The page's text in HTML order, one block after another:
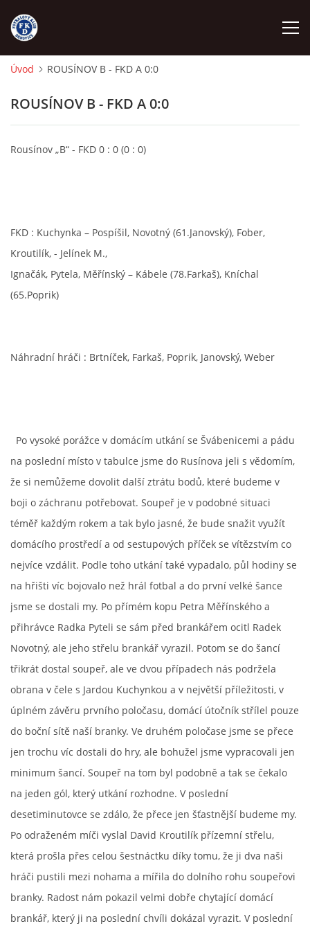
NÁBOR
STARŠÍ DOROST
STARŠÍ ŽÁCI
MLADŠÍ PŘÍPRAVKA R2014-2015
PODPORUJÍ NÁŠ KLUB
ARCHÍV
DOTACE
FKD, z.s.
Drnovice 704
ičo 27005305
Úvod ROUSÍNOV B - FKD A 0:0
ROUSÍNOV B - FKD A 0:0
Rousínov „B“ - FKD 0 : 0 (0 : 0)
FKD : Kuchynka – Pospíšil, Novotný (61.Janovský), Fober,
Kroutilík, - Jelínek M.,
Ignačák, Pytela, Měřínský – Kábele (78.Farkaš), Kníchal
(65.Poprik)
Náhradní hráči : Brtníček, Farkaš, Poprik, Janovský, Weber
Po vysoké porážce v domácím utkání se Švábenicemi a pádu
na poslední místo v tabulce jsme do Rusínova jeli s vědomím,
že si nemůžeme dovolit další ztrátu bodů, které budeme v
boji o záchranu potřebovat. Soupeř je v podobné situaci
téměř každým rokem a tak bylo jasné, že bude snažit využít
domácího prostředí a od sestupových příček se vítězstvím co
nejvíce vzdálit. Podle toho utkání také vypadalo, půl hodiny se
na hřišti víc bojovalo než hrál fotbal a do první velké šance
jsme se dostali my. Po přímém kopu Petra Měřínského a
přihrávce Radka Pyteli se sám před brankářem ocitl Radek
Novotný, ale jeho střelu brankář vyrazil. Potom se do šancí
třikrát dostal soupeř, ale ve dvou případech nás podržela
obrana v čele s Jardou Kuchynkou a v největší příležitosti, v
úplném závěru prvního poločasu, domácí útočník střílel pouze
do boční sítě naší branky. Ve druhém poločase jsme se přece
jen trochu víc dostali do hry, ale bohužel jsme vypracovali jen
minimum šancí. Soupeř na tom byl podobně a tak se čekalo
na jeden gól, který utkání rozhodne. V poslední
desetiminutovce se zdálo, že přece jen šťastnější budeme my.
Po odraženém míči vyslal David Kroutilík přízemní střelu,
která prošla přes celou šestnáctku díky tomu, že ji dva naši
hráči pustili mezi nohama a mířila do dolního rohu soupeřovi
branky. Radost nám pokazil velmi dobře chytající domácí
brankář, který ji na poslední chvíli dokázal vyrazit. V poslední